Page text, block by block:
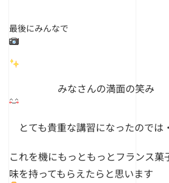
最後にみんなで
みなさんの満面の笑み
とても貴重な講習になったのでは
これを機にもっともっとフランス
味を持ってもらえたらと思います